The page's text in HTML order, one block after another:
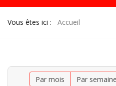
Vous êtes ici : Accueil
Par mois Par semaine